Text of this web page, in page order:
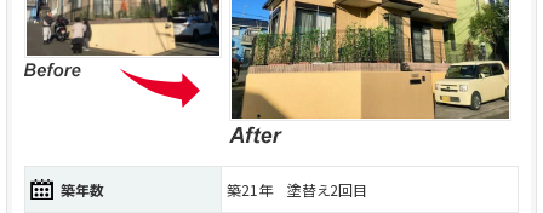
築年数 築21年 塗替え2回目